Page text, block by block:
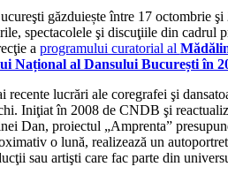
găzduiește între 17 octombrie şi
spectacolele şi discuţiile din cadrul
a programului curatorial al
Național al Dansului București în
recente lucrări ale coregrafei şi
Iniţiat în 2008 de CNDB şi
Dan, proiectul „Amprenta”
o lună, realizează un
sau artişti care fac parte din